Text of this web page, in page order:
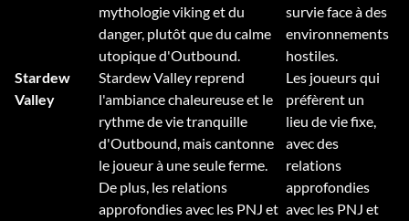
mythologie viking et du
danger, plutôt que du calme
utopique d'Outbound.
survie face à des
environnements
hostiles.
Stardew
Valley
Stardew Valley reprend
l'ambiance chaleureuse et le
rythme de vie tranquille
d'Outbound, mais cantonne
le joueur à une seule ferme.
De plus, les relations
approfondies avec les PNJ et
Les joueurs qui
préfèrent un
lieu de vie fixe,
avec des
relations
approfondies
avec les PNJ et